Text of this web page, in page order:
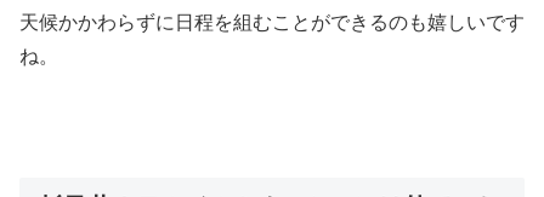
天候かかわらずに日程を組むことができるのも嬉しいです
ね。